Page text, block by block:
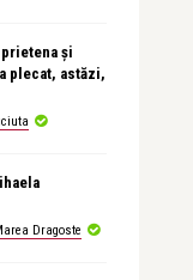
și
plecat, astăzi,
Dragoste